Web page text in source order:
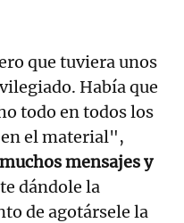
que tuviera unos
Había que
todo en todos los
el material",
mensajes y
dándole la
de agotársele la